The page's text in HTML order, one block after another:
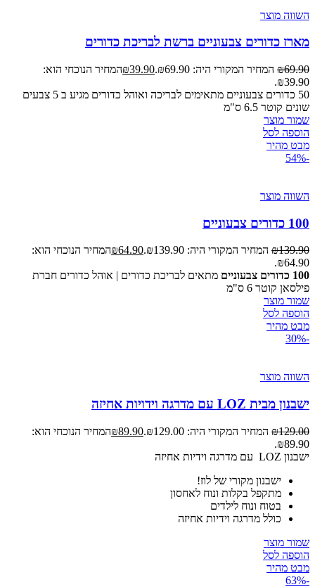
השווה מוצר
מארז כדורים צבעוניים ברשת לבריכת כדורים
₪69.90 המחיר המקורי היה: ₪69.90. ₪39.90
המחיר הנוכחי הוא:
₪39.90.
50 כדורים צבעוניים מתאימים לבריכה ואוהל כדורים מגיע ב 5 צבעים
שונים קוטר 6.5 ס"מ
שמור מוצר
הוספה לסל
מבט מהיר
-54%
השווה מוצר
100 כדורים צבעוניים
₪139.90 המחיר המקורי היה: ₪139.90. ₪64.90
המחיר הנוכחי הוא:
₪64.90.
100 כדורים צבעוניים
מתאים לבריכת כדורים | אוהל כדורים חברת
פילסאן קוטר 6 ס"מ
שמור מוצר
הוספה לסל
מבט מהיר
-30%
השווה מוצר
ישבנון מבית LOZ עם מדרגה וידויות אחיזה
₪129.00 המחיר המקורי היה: ₪129.00. ₪89.90
המחיר הנוכחי הוא:
₪89.90.
ישבנון LOZ עם מדרגה וידיות אחיזה
ישבנון מקורי של לוז!
מתקפל בקלות ונוח לאחסון
בטוח ונוח לילדים
כולל מדרגה וידיות אחיזה
שמור מוצר
הוספה לסל
מבט מהיר
-63%